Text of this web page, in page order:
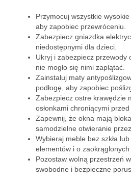
Przymocuj wszystkie
aby zapobiec przewróceniu.
Zabezpiecz gniazdka
niedostępnymi dla dzieci.
Ukryj i zabezpiecz przewody
nie mogło się nimi zaplątać.
Zainstaluj maty
podłogę, aby zapobiec
Zabezpiecz ostre krawędzie
osłonkami chroniącymi przed
Zapewnij, że okna mają
samodzielne otwieranie
Wybieraj meble bez szkła
elementów i o zaokrąglonych
Pozostaw wolną przestrzeń
swobodne i bezpieczne